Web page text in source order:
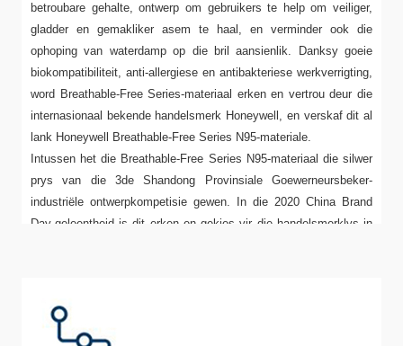
betroubare gehalte, ontwerp om gebruikers te help om veiliger,
gladder en gemakliker asem te haal, en verminder ook die
ophoping van waterdamp op die bril aansienlik. Danksy goeie
biokompatibiliteit, anti-allergiese en antibakteriese werkverrigting,
word Breathable-Free Series-materiaal erken en vertrou deur die
internasionaal bekende handelsmerk Honeywell, en verskaf dit al
lank Honeywell Breathable-Free Series N95-materiale.
Intussen het die Breathable-Free Series N95-materiaal die silwer
prys van die 3de Shandong Provinsiale Goewerneursbeker-
industriële ontwerpkompetisie gewen. In die 2020 China Brand
Day-geleentheid is dit erken en gekies vir die handelsmerklys in